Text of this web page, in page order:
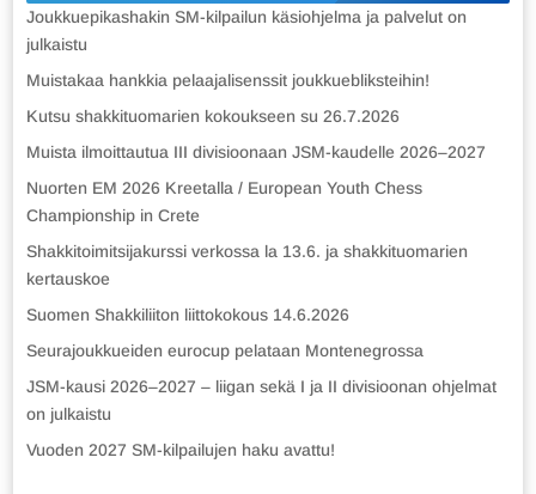
Joukkuepikashakin SM-kilpailun käsiohjelma ja palvelut on
julkaistu
Muistakaa hankkia pelaajalisenssit joukkuebliksteihin!
Kutsu shakkituomarien kokoukseen su 26.7.2026
Muista ilmoittautua III divisioonaan JSM-kaudelle 2026–2027
Nuorten EM 2026 Kreetalla / European Youth Chess
Championship in Crete
Shakkitoimitsijakurssi verkossa la 13.6. ja shakkituomarien
kertauskoe
Suomen Shakkiliiton liittokokous 14.6.2026
Seurajoukkueiden eurocup pelataan Montenegrossa
JSM-kausi 2026–2027 – liigan sekä I ja II divisioonan ohjelmat
on julkaistu
Vuoden 2027 SM-kilpailujen haku avattu!